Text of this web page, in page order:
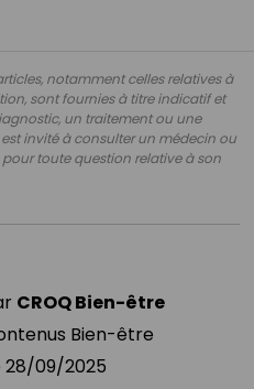
notamment celles relatives à
sont fournies à titre indicatif et
un traitement ou une
invité à consulter un médecin ou
toute question relative à son
CROQ Bien-être
Bien-être
28/09/2025